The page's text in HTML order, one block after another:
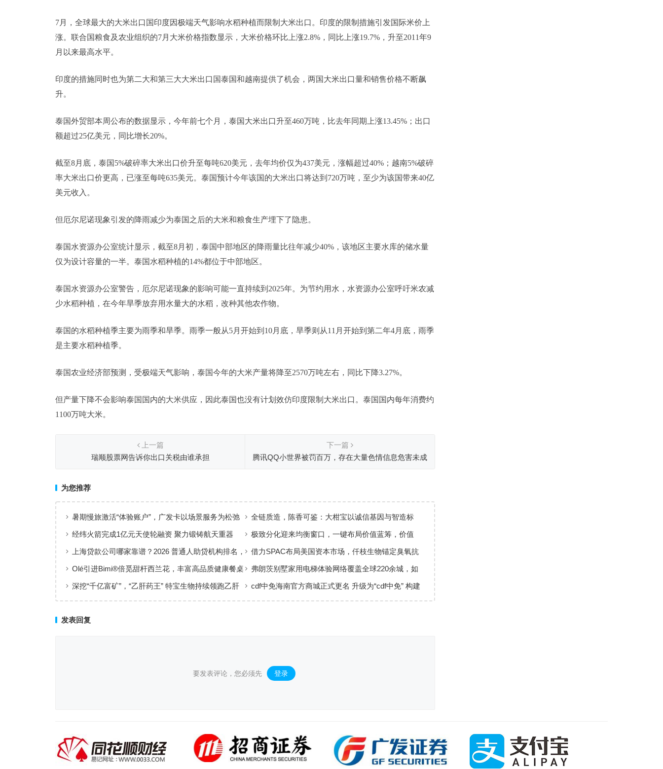
7月，全球最大的大米出口国印度因极端天气影响水稻种植而限制大米出口。印度的限制措施引发国际米价上
涨。联合国粮食及农业组织的7月大米价格指数显示，大米价格环比上涨2.8%，同比上涨19.7%，升至2011年9
月以来最高水平。
印度的措施同时也为第二大和第三大大米出口国泰国和越南提供了机会，两国大米出口量和销售价格不断飙
升。
泰国外贸部本周公布的数据显示，今年前七个月，泰国大米出口升至460万吨，比去年同期上涨13.45%；出口
额超过25亿美元，同比增长20%。
截至8月底，泰国5%破碎率大米出口价升至每吨620美元，去年均价仅为437美元，涨幅超过40%；越南5%破碎
率大米出口价更高，已涨至每吨635美元。泰国预计今年该国的大米出口将达到720万吨，至少为该国带来40亿
美元收入。
但厄尔尼诺现象引发的降雨减少为泰国之后的大米和粮食生产埋下了隐患。
泰国水资源办公室统计显示，截至8月初，泰国中部地区的降雨量比往年减少40%，该地区主要水库的储水量
仅为设计容量的一半。泰国水稻种植的14%都位于中部地区。
泰国水资源办公室警告，厄尔尼诺现象的影响可能一直持续到2025年。为节约用水，水资源办公室呼吁米农减
少水稻种植，在今年旱季放弃用水量大的水稻，改种其他农作物。
泰国的水稻种植季主要为雨季和旱季。雨季一般从5月开始到10月底，旱季则从11月开始到第二年4月底，雨季
是主要水稻种植季。
泰国农业经济部预测，受极端天气影响，泰国今年的大米产量将降至2570万吨左右，同比下降3.27%。
但产量下降不会影响泰国国内的大米供应，因此泰国也没有计划效仿印度限制大米出口。泰国国内每年消费约
1100万吨大米。
上一篇
瑞顺股票网告诉你出口关税由谁承担
下一篇
腾讯QQ小世界被罚百万，存在大量色情信息危害未成
为您推荐
暑期慢旅激活“体验账户”，广发卡以场景服务为松弛
出行添彩
全链质造，陈香可鉴：大柑宝以诚信基因与智造标
准，定义新会陈皮高质量发展
经纬火箭完成1亿元天使轮融资 聚力锻铸航天重器
极致分化迎来均衡窗口，一键布局价值蓝筹，价值
ETF华夏火热开售
上海贷款公司哪家靠谱？2026 普通人助贷机构排名，
工薪族借钱选择指南
借力SPAC布局美国资本市场，仟枝生物锚定臭氧抗
菌黄金赛道
Olé引进Bimi®倍觅甜杆西兰花，丰富高品质健康餐桌
新选择
弗朗茨别墅家用电梯体验网络覆盖全球220余城，如
何实现高效服务响应
深挖“千亿富矿”，“乙肝药王” 特宝生物持续领跑乙肝
cdf中免海南官方商城正式更名 升级为“cdf中免” 构建
发表回复
要发表评论，您必须先 登录 。